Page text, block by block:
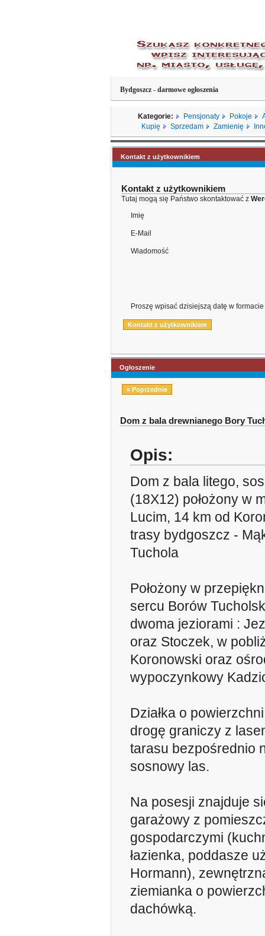
Bydgoszcz - darmowe ogłoszenia
Kategorie: Pensjonaty Pokoje
Kupię
Sprzedam Zamienię
Kontakt z użytkownikiem
Kontakt z użytkownikiem
Tutaj mogą się Państwo skontaktować z
Imię
E-Mail
Wiadomość
Proszę wpisać dzisiejszą datę w
Ogłoszenie
« Poprzednie
Dom z bala drewnianego Bory
Opis:
Dom z bala litego,
(18X12) położony w
Lucim, 14 km od
trasy bydgoszcz -
Tuchola
Położony w
sercu Borów
dwoma jeziorami :
oraz Stoczek, w
Koronowski oraz
wypoczynkowy
Działka o
drogę graniczy z
tarasu bezpośrednio
sosnowy las.
Na posesji znajduje
garażowy z
gospodarczymi
łazienka, poddasze
Hormann),
ziemianka o
dachówką.